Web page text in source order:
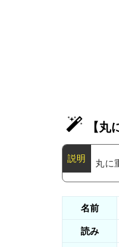
【
丸に
名前
読み